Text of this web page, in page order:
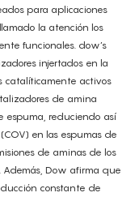
para aplicaciones
la atención los
funcionales. dow’s
injertados en la
catalíticamente activos
de amina
espuma, reduciendo así
en las espumas de
de aminas de los
Dow afirma que
constante de